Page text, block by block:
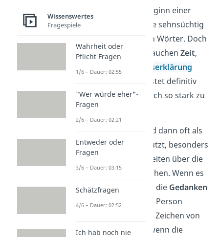
liebe dich“ folgt. Zu Beginn einer
Beziehung warten viele sehnsüchtig
auf die drei magischen Wörter. Doch
manche Menschen brauchenZeit,
um diese große
Liebeserklärung
auszusprechen. Es kostet definitiv
mehr Überwindung, sich so stark zu
öffnen.
„Ich hab dich lieb“ wird dann oft als
eine ArtVorstufe
genutzt, besonders
wenn noch Unsicherheiten über die
eigenen Gefühle bestehen. Wenn es
imBauch kribbelt und die Gedanken
ständig um die andere Person
, sind das klare Zeichen von
Verliebtheit. Gerade wenn die
Wissenswertes
Fragespiele
Wahrheit oder
Pflicht Fragen
1/6 – Dauer: 02:55
"Wer würde eher"-
Fragen
2/6 – Dauer: 02:21
Entweder oder
Fragen
3/6 – Dauer: 03:15
Schätzfragen
4/6 – Dauer: 02:52
Ich hab noch nie